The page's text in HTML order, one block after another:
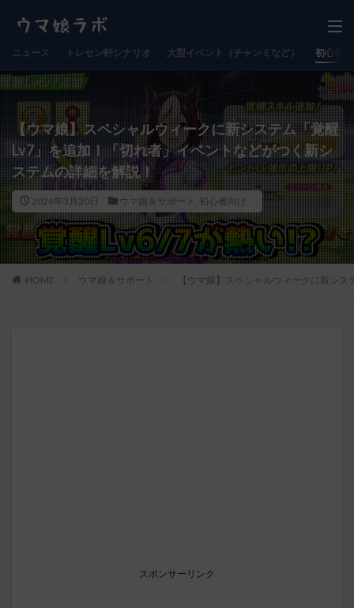
ニュース トレセン軒シナリオ 大型イベント（チャンミなど） 初心者
【ウマ娘】スペシャルウィークに新システム「覚醒
Lv7」を追加！「切れ者」イベントなどがつく新シ
ステムの詳細を解説！
2026年3月30日 ウマ娘＆サポート , 初心者向け
HOME ウマ娘＆サポート 【ウマ娘】スペシャルウィークに新シ
スポンサーリンク